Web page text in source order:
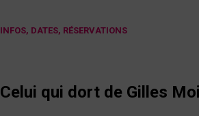
INFOS, DATES, RÉSERVATIONS
Celui qui dort de Gilles